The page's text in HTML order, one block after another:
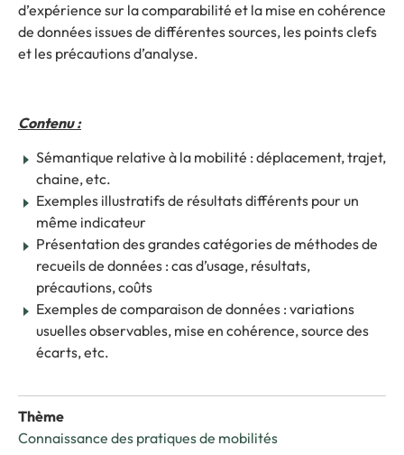
d’expérience sur la comparabilité et la mise en cohérence
de données issues de différentes sources, les points clefs
et les précautions d’analyse.
Contenu :
Sémantique relative à la mobilité : déplacement, trajet,
chaine, etc.
Exemples illustratifs de résultats différents pour un
même indicateur
Présentation des grandes catégories de méthodes de
recueils de données : cas d’usage, résultats,
précautions, coûts
Exemples de comparaison de données : variations
usuelles observables, mise en cohérence, source des
écarts, etc.
Thème
Connaissance des pratiques de mobilités